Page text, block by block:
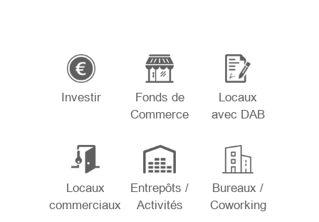
Investir
Fonds de
Commerce
Locaux
avec DAB
Locaux
commerciaux
Entrepôts /
Activités
Bureaux /
Coworking